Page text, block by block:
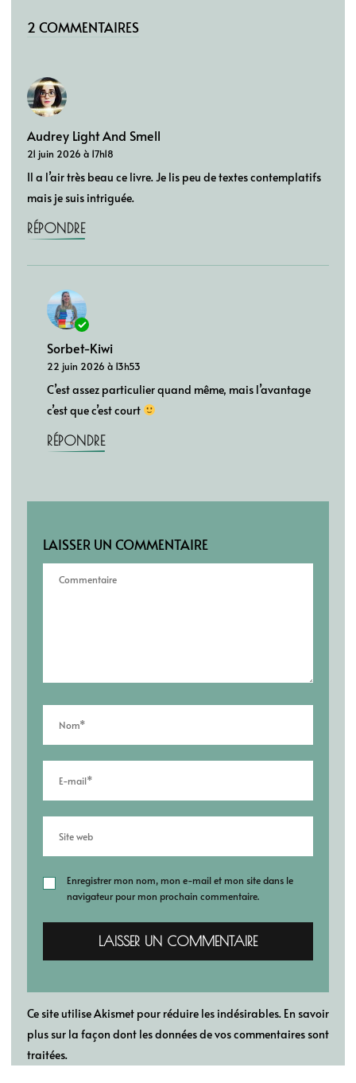
2 COMMENTAIRES
Audrey Light And Smell
21 juin 2026 à 17h18
Il a l’air très beau ce livre. Je lis peu de textes contemplatifs
mais je suis intriguée.
RÉPONDRE
Sorbet-Kiwi
22 juin 2026 à 13h53
C’est assez particulier quand même, mais l’avantage
c’est que c’est court
RÉPONDRE
LAISSER UN COMMENTAIRE
Enregistrer mon nom, mon e-mail et mon site dans le
navigateur pour mon prochain commentaire.
Ce site utilise Akismet pour réduire les indésirables. En savoir
plus sur la façon dont les données de vos commentaires sont
traitées.